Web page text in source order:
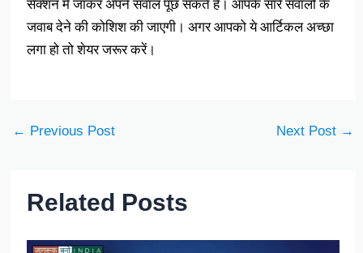
सेक्शन में जाकर अपने सवाल पूछ सकते हैं। आपके सारे सवालों के
जवाब देने की कोशिश की जाएगी। अगर आपको ये आर्टिकल अच्छा
लगा हो तो शेयर जरूर करें।
← Previous Post Next Post →
Related Posts